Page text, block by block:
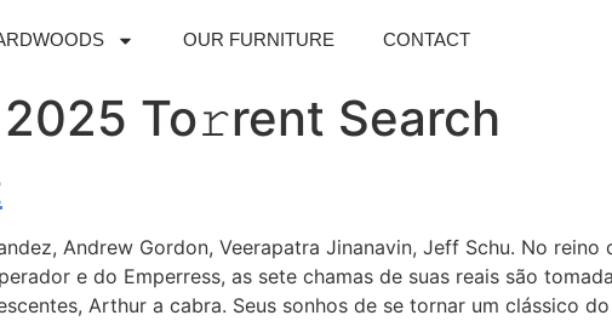
OUR FURNITURE CONTACT
To𝚛rent Search
Andrew Gordon, Veerapatra Jinanavin, Jeff Schu. No reino
e do Emperress, as sete chamas de suas reais são
Arthur a cabra. Seus sonhos de se tornar um clássico